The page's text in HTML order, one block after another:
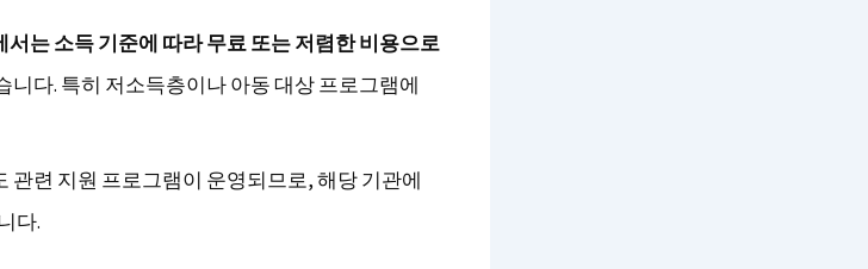
는 소득 기준에 따라 무료 또는 저렴한 비용으로
니다. 특히 저소득층이나 아동 대상 프로그램에
관련 지원 프로그램이 운영되므로, 해당 기관에
다.